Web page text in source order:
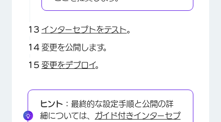
インターセプトをテスト。
変更を公開します。
変更をデプロイ。
ヒント： 最終的な設定手順と公開の詳
細については、 ガイド付きインターセプ